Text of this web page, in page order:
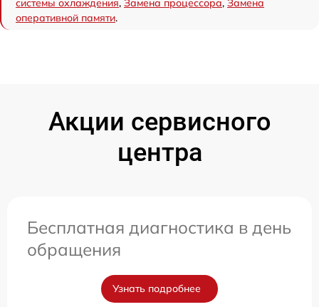
системы охлаждения, Замена процессора, Замена
оперативной памяти.
Акции сервисного
центра
Бесплатная диагностика в день
обращения
Узнать подробнее